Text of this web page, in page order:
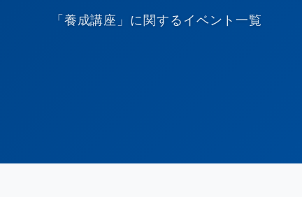
「養成講座」に関するイベント一覧